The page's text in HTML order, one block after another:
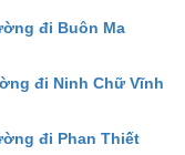
đi Buôn Ma
đi Ninh Chữ Vĩnh
đi Phan Thiết